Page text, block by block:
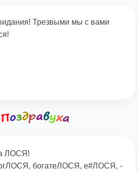
Трезвыми мы с вами
ЛОСЯ!
богатеЛОСЯ, е#ЛОСЯ, -